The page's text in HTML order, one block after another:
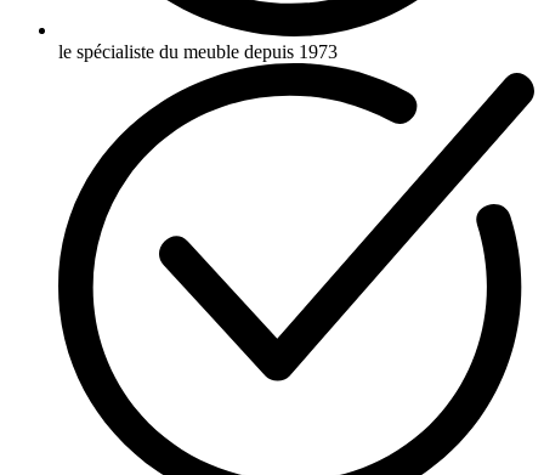
le spécialiste du meuble depuis 1973